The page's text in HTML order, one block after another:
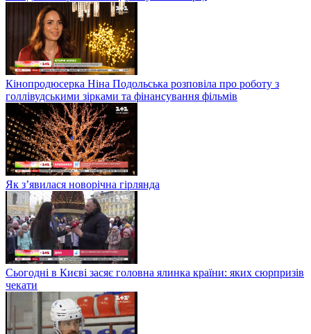
Кінопродюсерка Ніна Подольська розповіла про роботу з
голлівудськими зірками та фінансування фільмів
Як з’явилася новорічна гірлянда
Сьогодні в Києві засяє головна ялинка країни: яких сюрпризів
чекати